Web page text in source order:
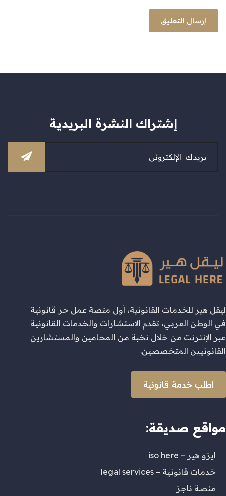
إشتراك النشرة البريدية
ليقل هير للخدمات القانونية، أول منصة عمل حر قانونية
في الوطن العربي، تقدم الاستشارات والخدمات القانونية
عبر الإنترنت من خلال نخبة من المحامين والمستشارين
القانونيين المتخصصين.
اطلب خدمة قانونية
مواقع صديقة:
ايزو هير – iso here
خدمات قانونية – legal services
منصة ناجز